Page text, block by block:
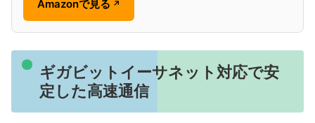
Amazonで見る ↗
ギガビットイーサネット対応で安
定した高速通信